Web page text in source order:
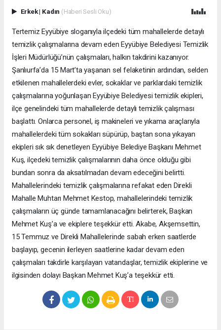
Erkek| Kadın (Haberi Sesli Oku)
Tertemiz Eyyübiye sloganıyla ilçedeki tüm mahallelerde detaylı
temizlik çalışmalarına devam eden Eyyübiye Belediyesi Temizlik
İşleri Müdürlüğü’nün çalışmaları, halkın takdirini kazanıyor.
Şanlıurfa’da 15 Mart’ta yaşanan sel felaketinin ardından, selden
etkilenen mahallelerdeki evler, sokaklar ve parklardaki temizlik
çalışmalarına yoğunlaşan Eyyübiye Belediyesi temizlik ekipleri,
ilçe genelindeki tüm mahallelerde detaylı temizlik çalışması
başlattı. Onlarca personel, iş makineleri ve yıkama araçlarıyla
mahallelerdeki tüm sokakları süpürüp, baştan sona yıkayan
ekipleri sık sık denetleyen Eyyübiye Belediye Başkanı Mehmet
Kuş, ilçedeki temizlik çalışmalarının daha önce olduğu gibi
bundan sonra da aksatılmadan devam edeceğini belirtti.
Mahallelerindeki temizlik çalışmalarına refakat eden Direkli
Mahalle Muhtarı Mehmet Kestop, mahallelerindeki temizlik
çalışmaların üç günde tamamlanacağını belirterek, Başkan
Mehmet Kuş’a ve ekiplere teşekkür etti. Akabe, Akşemsettin,
15 Temmuz ve Direkli Mahallelerinde sabah erken saatlerde
başlayıp, gecenin ilerleyen saatlerine kadar devam eden
çalışmaları takdirle karşılayan vatandaşlar, temizlik ekiplerine ve
ilgisinden dolayı Başkan Mehmet Kuş’a teşekkür etti.